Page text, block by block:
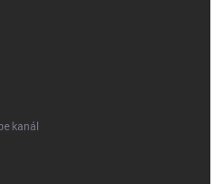
kanál